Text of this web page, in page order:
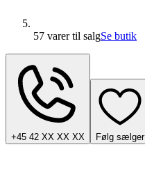
57 varertil salgSe butik
+45 42 XX XX XX Følg sælger